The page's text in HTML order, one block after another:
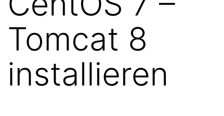
Tomcat 8
installieren